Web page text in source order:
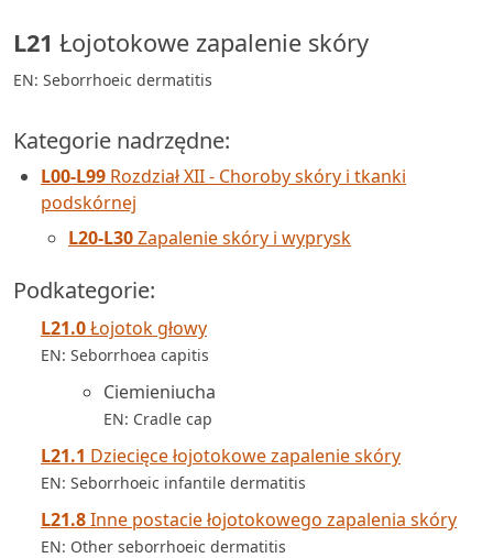
L21 Łojotokowe zapalenie skóry
EN: Seborrhoeic dermatitis
Kategorie nadrzędne:
L00-L99 Rozdział XII - Choroby skóry i tkanki
podskórnej
L20-L30Zapalenie skóry i wyprysk
Podkategorie:
L21.0Łojotok głowy
EN: Seborrhoea capitis
Ciemieniucha
EN: Cradle cap
L21.1 Dziecięce łojotokowe zapalenie skóry
EN: Seborrhoeic infantile dermatitis
L21.8Inne postacie łojotokowego zapalenia skóry
EN: Other seborrhoeic dermatitis